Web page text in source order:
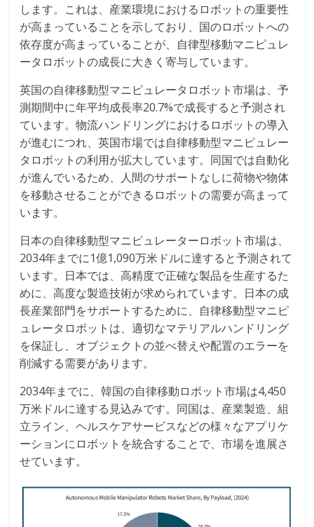
します。これは、産業環境におけるロボットの重要性
が高まっていることを示しており、国のロボットへの
依存度が高まっていることが、自律型移動マニピュレ
ータロボットの成長に大きく寄与しています。
英国の自律移動型マニピュレータロボット市場は、予
測期間中に年平均成長率20.7%で成長すると予測され
ています。物流ハンドリングにおけるロボットの導入
が進むにつれ、英国市場では自律移動型マニピュレー
タロボットの利用が拡大しています。同国では自動化
が進んでいるため、人間のサポートなしに荷物や物体
を移動させることができるロボットの需要が高まって
います。
日本の自律移動型マニピュレーターロボット市場は、
2034年までに1億1,090万米ドルに達すると予測されて
います。日本では、高精度で正確な製品を生産するた
めに、高度な製造技術が求められています。日本の成
長産業部門をサポートするために、自律移動型マニピ
ュレータロボットは、適切なマテリアルハンドリング
を保証し、オブジェクトの並べ替えや配置のエラーを
削減する需要があります。
2034年までに、韓国の自律移動ロボット市場は4,450
万米ドルに達する見込みです。同国は、産業製造、組
立ライン、ヘルスケアサービスなどの様々なアプリケ
ーションにロボットを統合することで、市場を進展さ
せています。